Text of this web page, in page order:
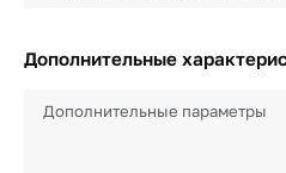
Дополнительные
Дополнительные параметры